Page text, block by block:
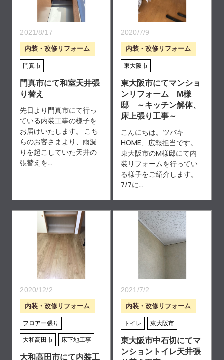
2021/8/17
内装・改修リフォーム
門真市
門真市にて和室天井張
り替え
先日より門真市にて行っ
ている内装工事の様子を
お届けいたします。 こち
らのお客さまより、雨漏
りを起こしていた天井の
張替えを...
2020/7/9
内装・改修リフォーム
東大阪市
東大阪市にてマンショ
ンリフォーム M様
邸 ～キッチン解体、
床上張り工事～
こんにちは。ツバキ
HOME、広報担当です。
東大阪市のM様邸にて内
装リフォームを行ってい
る様子をご紹介します。
7/7に...
2020/12/2
内装・改修リフォーム
フロアー張り
大和高田市 床下地工事
大和高田市にて内装工
2021/7/2
内装・改修リフォーム
トイレ 東大阪市
東大阪市中石切にてマ
ンショントイレ天井張